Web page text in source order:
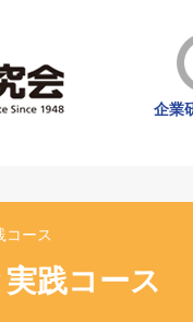
企業
コース
践コース